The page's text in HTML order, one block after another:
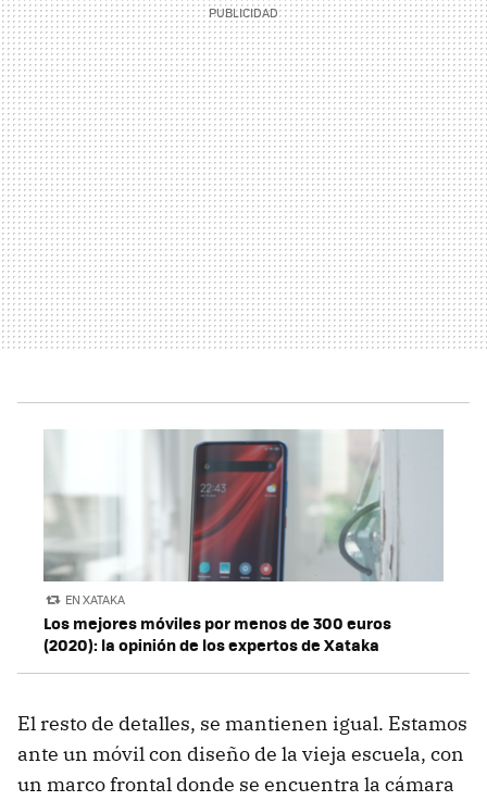
EN XATAKA
Los mejores móviles por menos de 300 euros
(2020): la opinión de los expertos de Xataka
El resto de detalles, se mantienen igual. Estamos
ante un móvil con diseño de la vieja escuela, con
un marco frontal donde se encuentra la cámara